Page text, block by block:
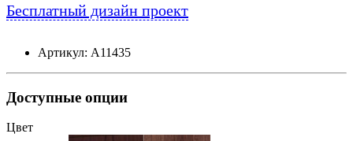
Бесплатный дизайн проект
Артикул: А11435
Доступные опции
Цвет